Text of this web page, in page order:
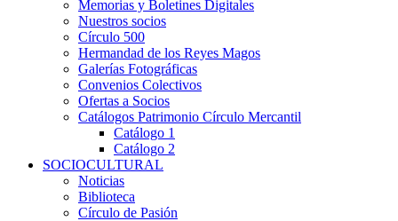
Memorias y Boletines Digitales
Nuestros socios
Círculo 500
Hermandad de los Reyes Magos
Galerías Fotográficas
Convenios Colectivos
Ofertas a Socios
Catálogos Patrimonio Círculo Mercantil
Catálogo 1
Catálogo 2
SOCIOCULTURAL
Noticias
Biblioteca
Círculo de Pasión